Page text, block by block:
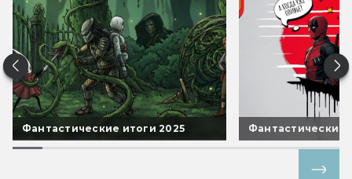
Фантастические итоги 2025 Фантастические